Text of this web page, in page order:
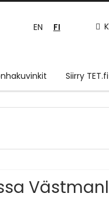
EN FI
Siirry